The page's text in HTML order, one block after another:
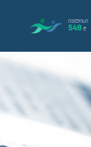
ᲘᲕᲚᲘᲡᲘ
548 ₾